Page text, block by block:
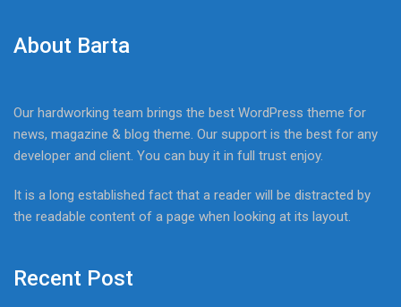
About Barta
Our hardworking team brings the best WordPress theme for
news, magazine & blog theme. Our support is the best for any
developer and client. You can buy it in full trust enjoy.
It is a long established fact that a reader will be distracted by
the readable content of a page when looking at its layout.
Recent Post